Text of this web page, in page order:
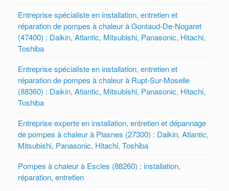
Entreprise spécialiste en installation, entretien et
réparation de pompes à chaleur à Gontaud-De-Nogaret
(47400) : Daikin, Atlantic, Mitsubishi, Panasonic, Hitachi,
Toshiba
Entreprise spécialiste en installation, entretien et
réparation de pompes à chaleur à Rupt-Sur-Moselle
(88360) : Daikin, Atlantic, Mitsubishi, Panasonic, Hitachi,
Toshiba
Entreprise experte en installation, entretien et dépannage
de pompes à chaleur à Plasnes (27300) : Daikin, Atlantic,
Mitsubishi, Panasonic, Hitachi, Toshiba
Pompes à chaleur à Escles (88260) : installation,
réparation, entretien